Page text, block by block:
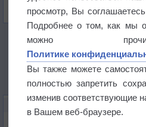
Риск задержек вылетов
просмотр, Вы
Подробнее о том, как мы
можно
Политике
Вы также можете
полностью запретить
изменив соответствующие
в Вашем веб-браузере.